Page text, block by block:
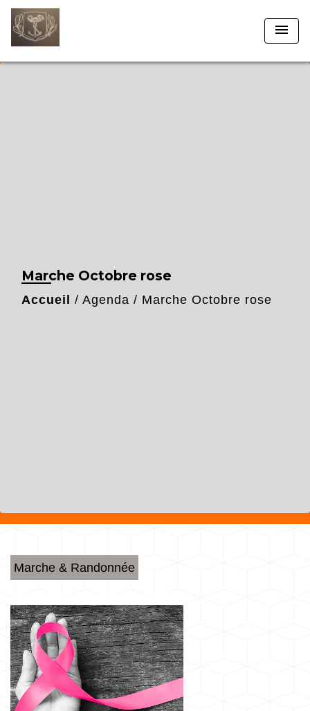
menu
Marche Octobre rose
Accueil / Agenda / Marche Octobre rose
Marche & Randonnée